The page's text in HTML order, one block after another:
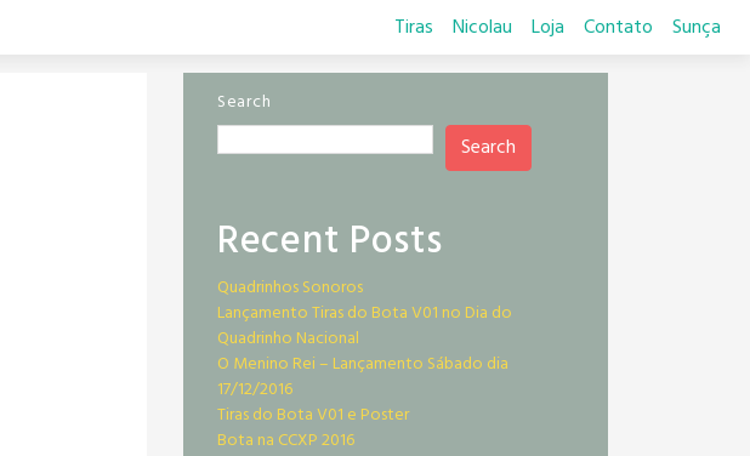
Tiras Nicolau Loja Contato Sunça
Search
Search
Recent Posts
Quadrinhos Sonoros
Lançamento Tiras do Bota V01 no Dia do
Quadrinho Nacional
O Menino Rei – Lançamento Sábado dia
17/12/2016
Tiras do Bota V01 e Poster
Bota na CCXP 2016